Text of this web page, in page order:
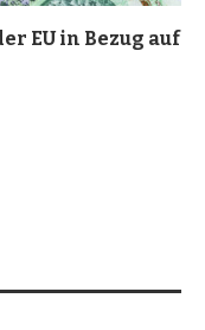
EU in Bezug auf